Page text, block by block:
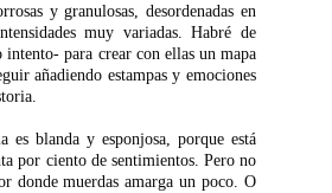
y granulosas, desordenadas en
muy variadas. Habré de
intento- para crear con ellas un mapa
añadiendo estampas y emociones
es blanda y esponjosa, porque está
por ciento de sentimientos. Pero no
donde muerdas amarga un poco. O